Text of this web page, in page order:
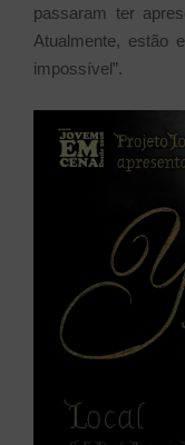
passaram ter a
Atualmente, estão
impossível”.